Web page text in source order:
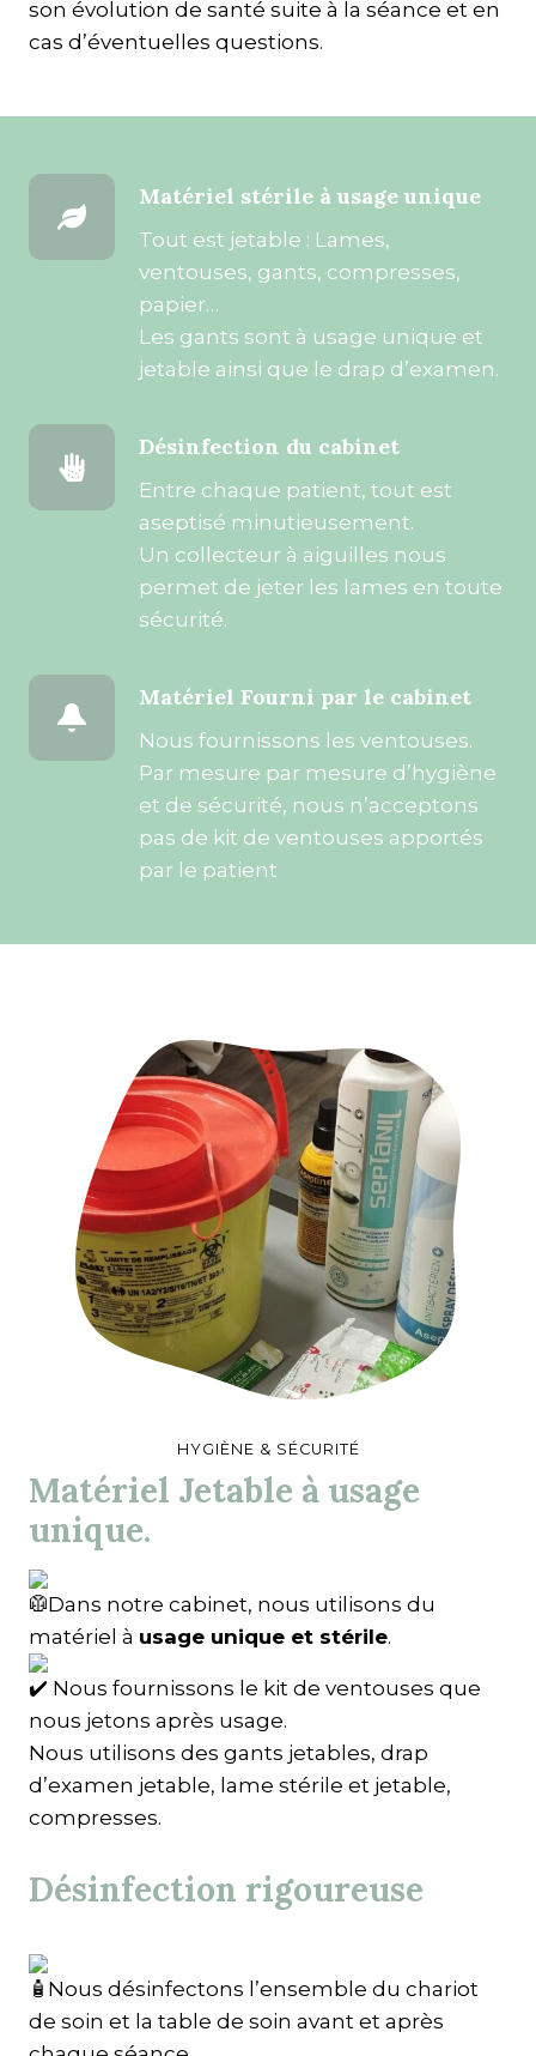
son évolution de santé suite à la séance et en
cas d’éventuelles questions.
Matériel stérile à usage unique
Tout est jetable : Lames,
ventouses, gants, compresses,
papier…
Les gants sont à usage unique et
jetable ainsi que le drap d’examen.
Désinfection du cabinet
Entre chaque patient, tout est
aseptisé minutieusement.
Un collecteur à aiguilles nous
permet de jeter les lames en toute
sécurité.
Matériel Fourni par le cabinet
Nous fournissons les ventouses.
Par mesure par mesure d’hygiène
et de sécurité, nous n’acceptons
pas de kit de ventouses apportés
par le patient
HYGIÈNE & SÉCURITÉ
Matériel Jetable à usage
unique.
Dans notre cabinet, nous utilisons du
matériel à usage unique et stérile.
Nous fournissons le kit de ventouses que
nous jetons après usage.
Nous utilisons des gants jetables, drap
d’examen jetable, lame stérile et jetable,
compresses.
Désinfection rigoureuse
Nous désinfectons l’ensemble du chariot
de soin et la table de soin avant et après